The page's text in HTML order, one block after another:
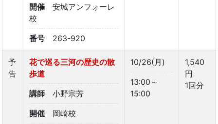
開催
安城アンフォーレ
校
番号 263-920
予
告
花で巡る三河の歴史の散
歩道
講師 小野宗芳
開催 岡崎校
10/26(月)
13:00～
15:00
1,540
円
1回分